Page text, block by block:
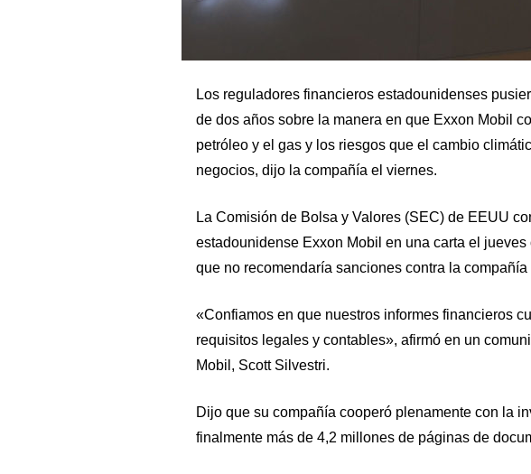
Los reguladores financieros estadounidenses
de dos años sobre la manera en que Exxon Mobil
petróleo y el gas y los riesgos que el cambio
negocios, dijo la compañía el viernes.
La Comisión de Bolsa y Valores (SEC) de EEUU
estadounidense Exxon Mobil en una carta el
que no recomendaría sanciones contra la compañía
«Confiamos en que nuestros informes financieros
requisitos legales y contables», afirmó en un
Mobil, Scott Silvestri.
Dijo que su compañía cooperó plenamente con la
finalmente más de 4,2 millones de páginas de